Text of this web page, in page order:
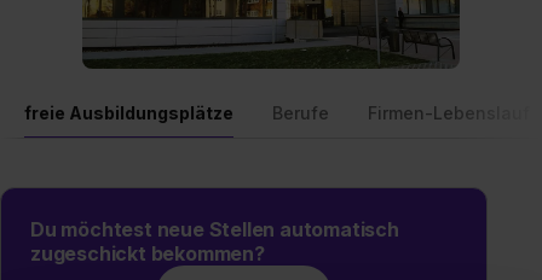
freie Ausbildungsplätze Berufe Firmen-Lebenslauf
Du möchtest neue Stellen automatisch
zugeschickt bekommen?